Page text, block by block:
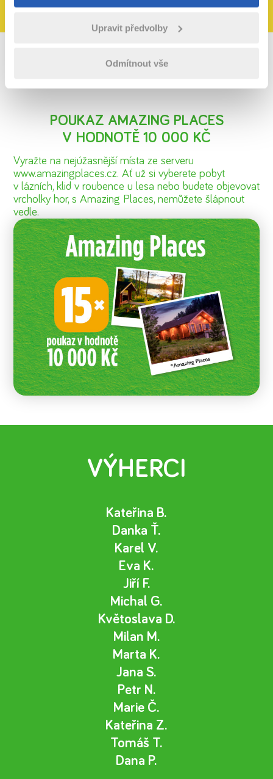
Informace ohledně cookies a Prohlášení o ochraně
osobních údajů naleznete níže.
Upravit předvolby
Odmítnout vše
POUKAZ AMAZING PLACES
V HODNOTĚ 10 000 KČ
Vyražte na nejúžasnější místa ze serveru
www.amazingplaces.cz. Ať už si vyberete pobyt
v lázních, klid v roubence u lesa nebo budete objevovat
vrcholky hor, s Amazing Places, nemůžete šlápnout
vedle.
VÝHERCI
Kateřina B.
Danka Ť.
Karel V.
Eva K.
Jiří F.
Michal G.
Květoslava D.
Milan M.
Marta K.
Jana S.
Petr N.
Marie Č.
Kateřina Z.
Tomáš T.
Dana P.